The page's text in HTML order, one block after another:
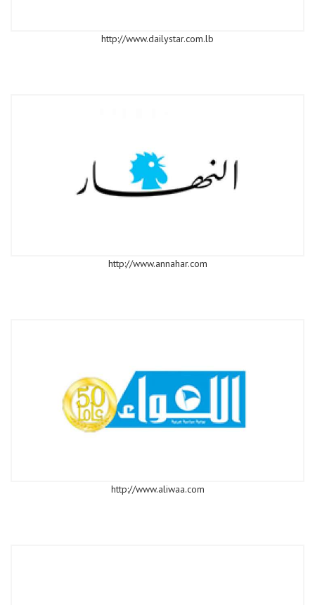
http://www.dailystar.com.lb
http://www.annahar.com
http://www.aliwaa.com